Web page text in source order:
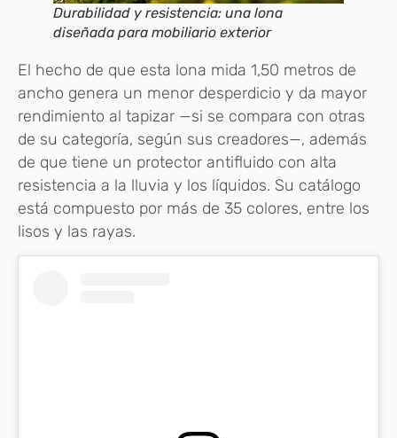
Durabilidad y resistencia: una lona
diseñada para mobiliario exterior
El hecho de que esta lona mida 1,50 metros de
ancho genera un menor desperdicio y da mayor
rendimiento al tapizar —si se compara con otras
de su categoría, según sus creadores—, además
de que tiene un protector antifluido con alta
resistencia a la lluvia y los líquidos. Su catálogo
está compuesto por más de 35 colores, entre los
lisos y las rayas.